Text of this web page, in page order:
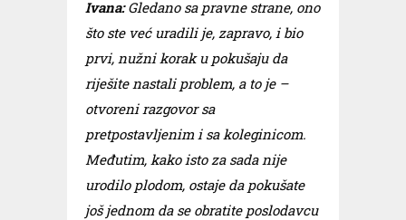
Ivana:Gledano sa pravne strane, ono
što ste već uradili je, zapravo, i bio
prvi, nužni korak u pokušaju da
riješite nastali problem, a to je –
otvoreni razgovor sa
pretpostavljenim i sa koleginicom.
Međutim, kako isto za sada nije
urodilo plodom, ostaje da pokušate
još jednom da se obratite poslodavcu